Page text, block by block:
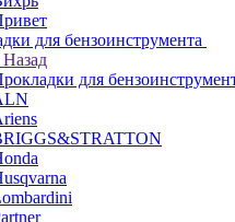
для бензоинструмента
Назад
для